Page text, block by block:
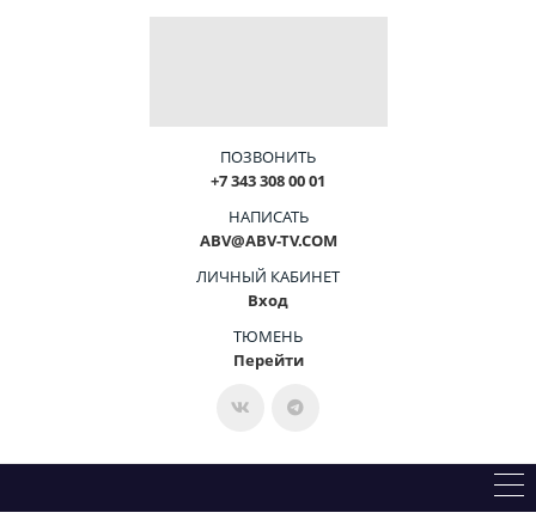
ПОЗВОНИТЬ
+7 343 308 00 01
НАПИСАТЬ
ABV@ABV-TV.COM
ЛИЧНЫЙ КАБИНЕТ
Вход
ТЮМЕНЬ
Перейти